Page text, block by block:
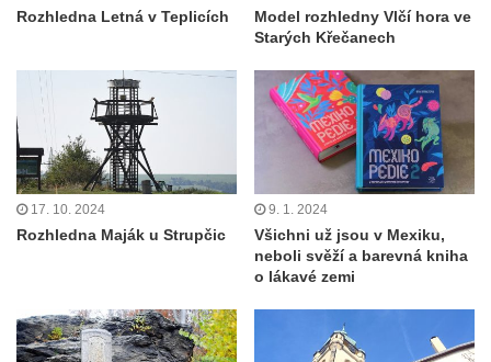
Rozhledna Letná v Teplicích
Model rozhledny Vlčí hora ve
Starých Křečanech
17. 10. 2024
Rozhledna Maják u Strupčic
9. 1. 2024
Všichni už jsou v Mexiku,
neboli svěží a barevná kniha
o lákavé zemi